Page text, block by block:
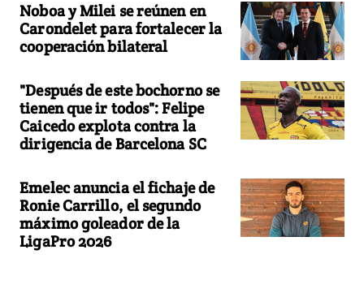
Noboa y Milei se reúnen en
Carondelet para fortalecer la
cooperación bilateral
"Después de este bochorno se
tienen que ir todos": Felipe
Caicedo explota contra la
dirigencia de Barcelona SC
Emelec anuncia el fichaje de
Ronie Carrillo, el segundo
máximo goleador de la
LigaPro 2026